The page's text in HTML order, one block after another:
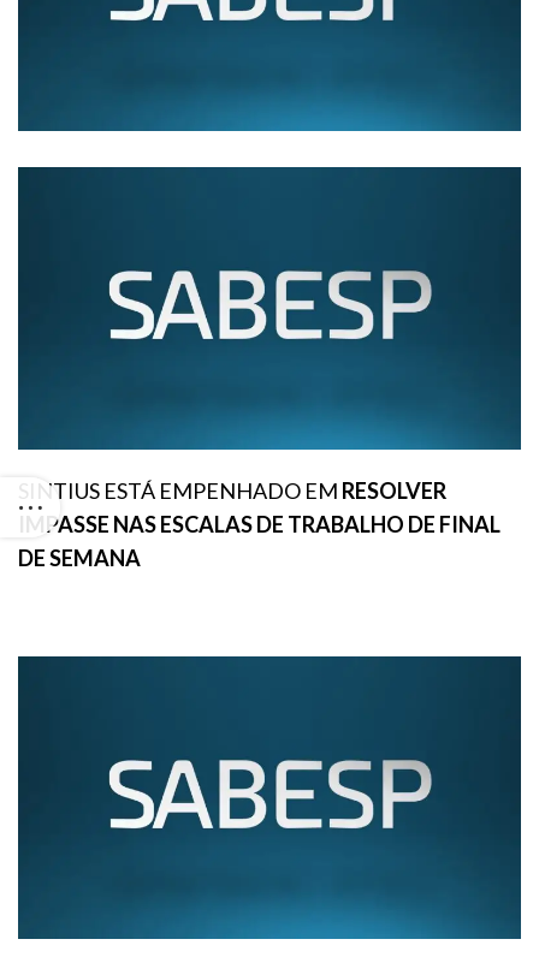
SINTIUS ESTÁ EMPENHADO EM RESOLVER
IMPASSE NAS ESCALAS DE TRABALHO DE FINAL
DE SEMANA